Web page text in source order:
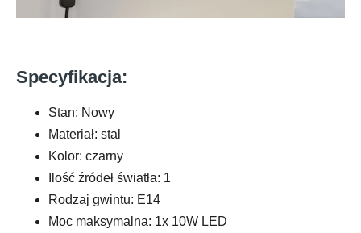
Specyfikacja:
Stan: Nowy
Materiał: stal
Kolor: czarny
Ilość źródeł światła: 1
Rodzaj gwintu: E14
Moc maksymalna: 1x 10W LED